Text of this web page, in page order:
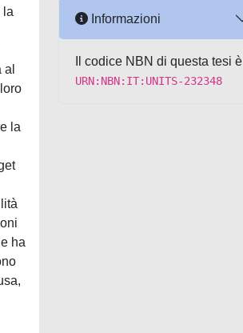
la
la
ha
Informazioni
Il codice NBN di questa tesi è
URN:NBN:IT:UNITS-232348